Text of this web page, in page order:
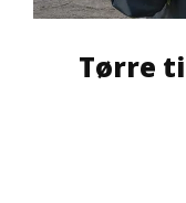
Tørre